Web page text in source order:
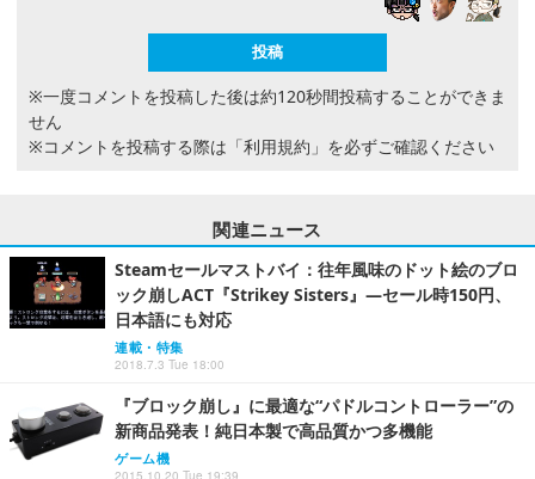
※一度コメントを投稿した後は約120秒間投稿することができま
せん
※コメントを投稿する際は 「利用規約」 を必ずご確認ください
関連ニュース
Steamセールマストバイ：往年風味のドット絵のブロ
ック崩しACT『Strikey Sisters』―セール時150円、
日本語にも対応
連載・特集
2018.7.3 Tue 18:00
『ブロック崩し』に最適な“パドルコントローラー”の
新商品発表！純日本製で高品質かつ多機能
ゲーム機
2015.10.20 Tue 19:39